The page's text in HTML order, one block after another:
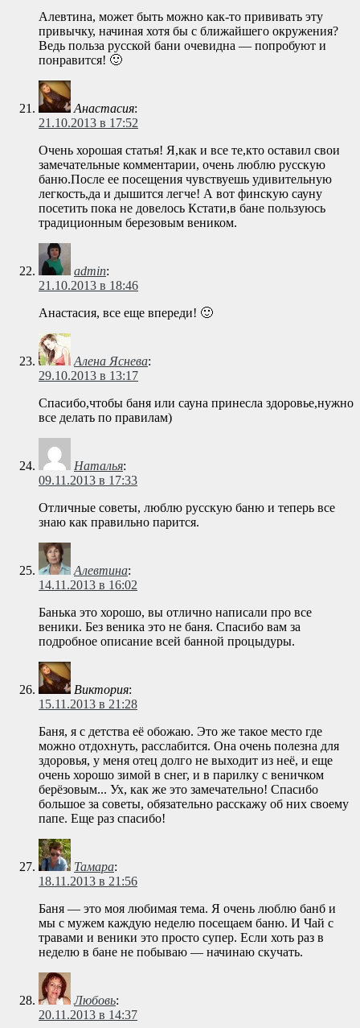
Алевтина, может быть можно как-то прививать эту
привычку, начиная хотя бы с ближайшего окружения?
Ведь польза русской бани очевидна — попробуют и
понравится! 🙂
Анастасия:
21.10.2013 в 17:52
Очень хорошая статья! Я,как и все те,кто оставил свои
замечательные комментарии, очень люблю русскую
баню.После ее посещения чувствуешь удивительную
легкость,да и дышится легче! А вот финскую сауну
посетить пока не довелось Кстати,в бане пользуюсь
традиционным березовым веником.
admin:
21.10.2013 в 18:46
Анастасия, все еще впереди! 🙂
Алена Яснева:
29.10.2013 в 13:17
Спасибо,чтобы баня или сауна принесла здоровье,нужно
все делать по правилам)
Наталья:
09.11.2013 в 17:33
Отличные советы, люблю русскую баню и теперь все
знаю как правильно парится.
Алевтина:
14.11.2013 в 16:02
Банька это хорошо, вы отлично написали про все
веники. Без веника это не баня. Спасибо вам за
подробное описание всей банной процыдуры.
Виктория:
15.11.2013 в 21:28
Баня, я с детства её обожаю. Это же такое место где
можно отдохнуть, расслабится. Она очень полезна для
здоровья, у меня отец долго не выходит из неё, и еще
очень хорошо зимой в снег, и в парилку с веничком
берёзовым... Ух, как же это замечательно! Спасибо
большое за советы, обязательно расскажу об них своему
папе. Еще раз спасибо!
Тамара:
18.11.2013 в 21:56
Баня — это моя любимая тема. Я очень люблю банб и
мы с мужем каждую неделю посещаем баню. И Чай с
травами и веники это просто супер. Если хоть раз в
неделю в бане не побываю — начинаю скучать.
Любовь:
20.11.2013 в 14:37